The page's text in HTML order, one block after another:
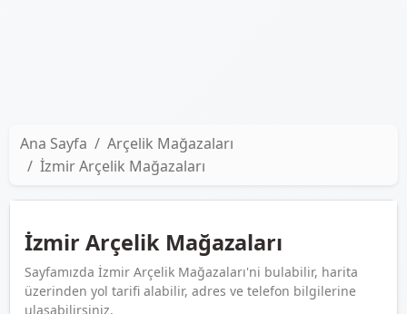
Ana Sayfa
Arçelik Mağazaları
İzmir Arçelik Mağazaları
İzmir Arçelik Mağazaları
Sayfamızda İzmir Arçelik Mağazaları'ni bulabilir, harita
üzerinden yol tarifi alabilir, adres ve telefon bilgilerine
ulaşabilirsiniz.